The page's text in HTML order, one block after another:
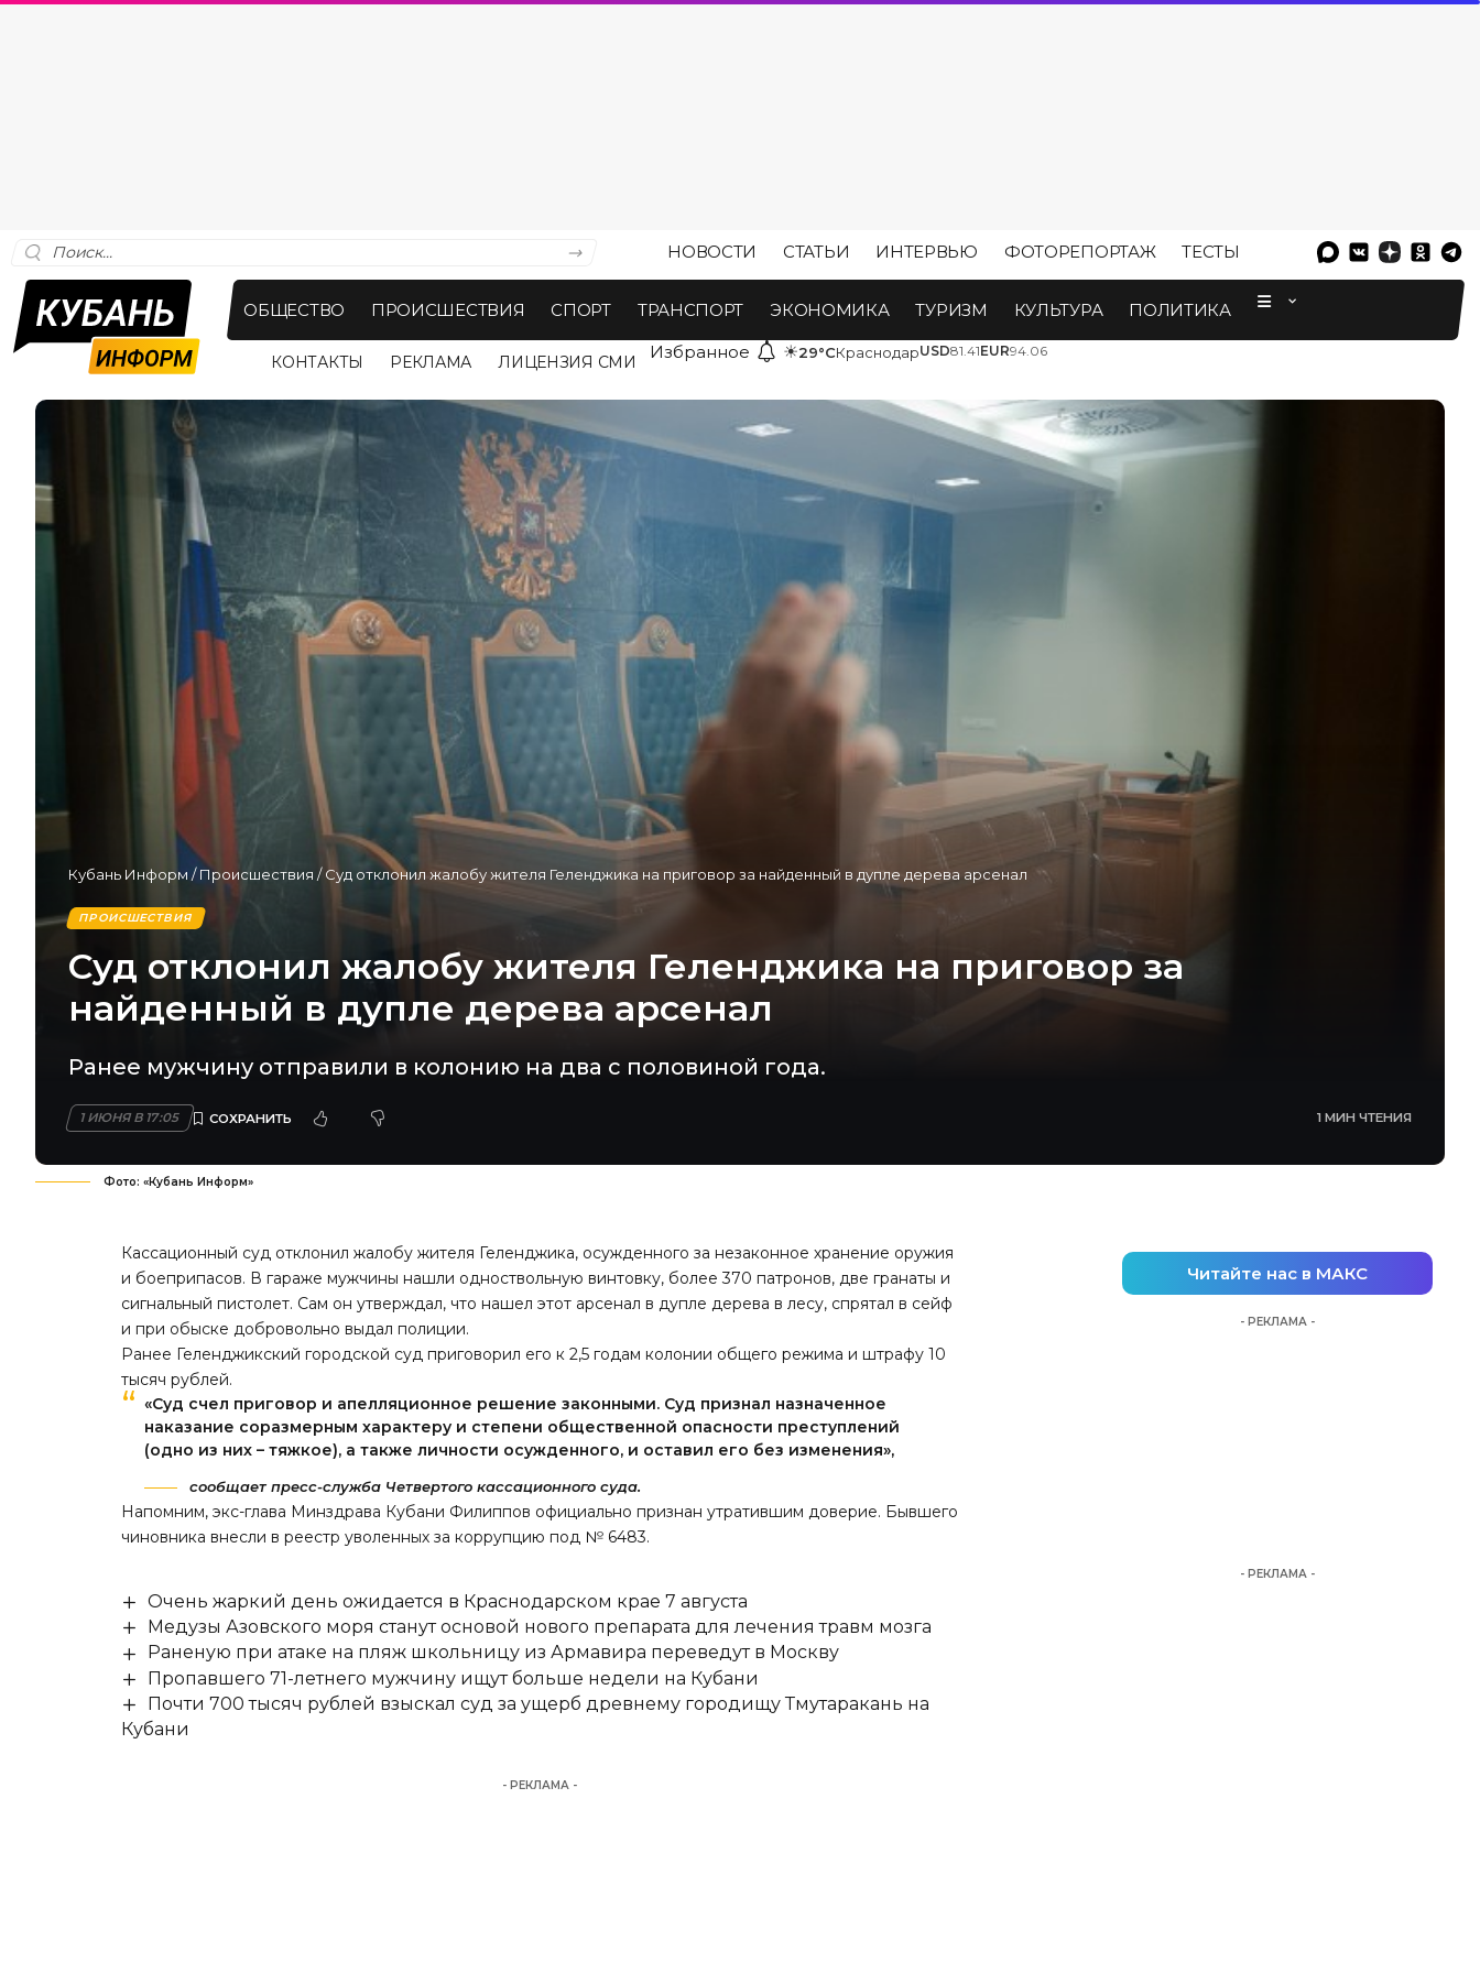
НОВОСТИ СТАТЬИ ИНТЕРВЬЮ ФОТОРЕПОРТАЖ ТЕСТЫ
ОБЩЕСТВО ПРОИСШЕСТВИЯ СПОРТ ТРАНСПОРТ ЭКОНОМИКА ТУРИЗМ КУЛЬТУРА ПОЛИТИКА
КОНТАКТЫ РЕКЛАМА ЛИЦЕНЗИЯ СМИ Избранное ☀29°CКраснодарUSD81.41EUR94.06
Кубань Информ /Происшествия /Суд отклонил жалобу жителя Геленджика на приговор за найденный в дупле дерева арсенал
ПРОИСШЕСТВИЯ
Суд отклонил жалобу жителя Геленджика на приговор за
найденный в дупле дерева арсенал
Ранее мужчину отправили в колонию на два с половиной года.
1 ИЮНЯ В 17:05 1 МИН ЧТЕНИЯ
Фото: «Кубань Информ»
Кассационный суд отклонил жалобу жителя Геленджика, осужденного за незаконное хранение оружия
и боеприпасов. В гараже мужчины нашли одноствольную винтовку, более 370 патронов, две гранаты и
сигнальный пистолет. Сам он утверждал, что нашел этот арсенал в дупле дерева в лесу, спрятал в сейф
и при обыске добровольно выдал полиции.
Ранее Геленджикский городской суд приговорил его к 2,5 годам колонии общего режима и штрафу 10
тысяч рублей.
«Суд счел приговор и апелляционное решение законными. Суд признал назначенное
наказание соразмерным характеру и степени общественной опасности преступлений
(одно из них – тяжкое), а также личности осужденного, и оставил его без изменения»,
сообщает пресс-служба Четвертого кассационного суда.
Напомним, экс-глава Минздрава Кубани Филиппов официально признан утратившим доверие. Бывшего
чиновника внесли в реестр уволенных за коррупцию под № 6483.
Очень жаркий день ожидается в Краснодарском крае 7 августа
Медузы Азовского моря станут основой нового препарата для лечения травм мозга
Раненую при атаке на пляж школьницу из Армавира переведут в Москву
Пропавшего 71-летнего мужчину ищут больше недели на Кубани
Почти 700 тысяч рублей взыскал суд за ущерб древнему городищу Тмутаракань на
Кубани
- РЕКЛАМА -
Читайте нас в МАКС
- РЕКЛАМА -
- РЕКЛАМА -